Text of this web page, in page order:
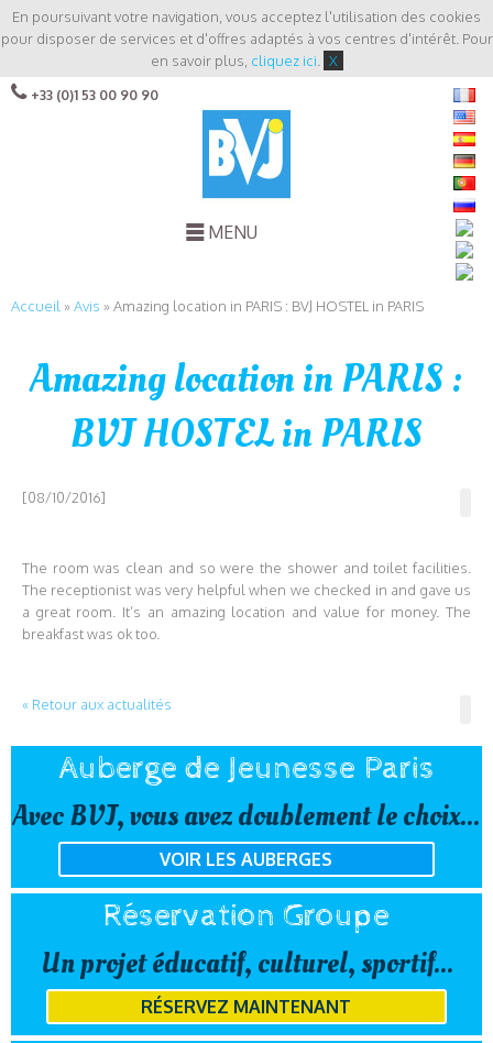
En poursuivant votre navigation, vous acceptez l'utilisation des cookies
pour disposer de services et d'offres adaptés à vos centres d'intérêt. Pour
en savoir plus, cliquez ici X
+33 (0)1 53 00 90 90
MENU
Accueil »Avis »Amazing location in PARIS : BVJ HOSTEL in PARIS
Amazing location in PARIS :
BVJ HOSTEL in PARIS
[08/10/2016]
The room was clean and so were the shower and toilet facilities.
The receptionist was very helpful when we checked in and gave us
a great room. It’s an amazing location and value for money. The
breakfast was ok too.
« Retour aux actualités
Auberge de Jeunesse Paris
Avec BVJ, vous avez doublement le choix...
VOIR LES AUBERGES
Réservation Groupe
Un projet éducatif, culturel, sportif...
RÉSERVEZ MAINTENANT